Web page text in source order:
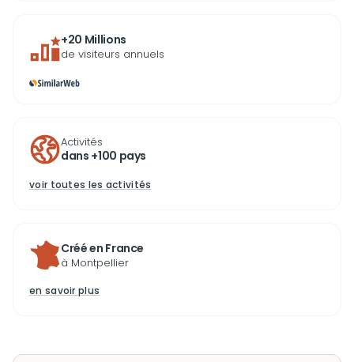
+20 Millions
de visiteurs annuels
Activités
dans +100 pays
voir toutes les activités
Créé en France
à Montpellier
en savoir plus